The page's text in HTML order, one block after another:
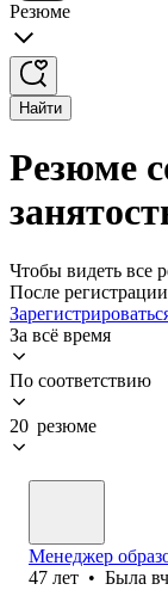
Резюме
Найти
Резюме
Чтобы видеть все
После
За всё время
По соответствию
20 резюме
Менеджер
47 лет • Была